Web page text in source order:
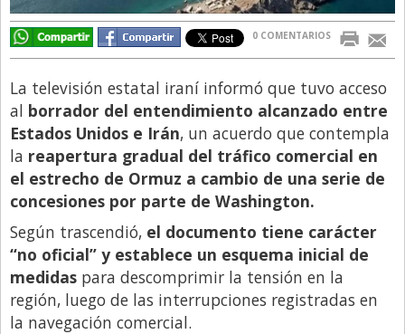
El Innovador
El Precio Que Yo Ví
Entrevista
Entrevista Exclusiva
Finanzas
Gastronomia
Internacionales
La Opinión del Director
Legales
Libro de Quejas
0 COMENTARIOS
La televisión estatal iraní informó que tuvo acceso
al borrador del entendimiento alcanzado entre
Estados Unidos e Irán, un acuerdo que contempla
la reapertura gradual del tráfico comercial en
el estrecho de Ormuz a cambio de una serie de
concesiones por parte de Washington.
Según trascendió, el documento tiene carácter
“no oficial” y establece un esquema inicial de
medidas para descomprimir la tensión en la
región, luego de las interrupciones registradas en
la navegación comercial.